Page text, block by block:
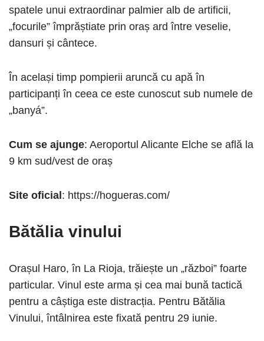
spatele unui extraordinar palmier alb de artificii,
„focurile” împrăștiate prin oraș ard între veselie,
dansuri și cântece.
În același timp pompierii aruncă cu apă în
participanți în ceea ce este cunoscut sub numele de
„banyá”.
Cum se ajunge: Aeroportul Alicante Elche se află la
9 km sud/vest de oraș
Site oficial: https://hogueras.com/
Bătălia vinului
Orașul Haro, în La Rioja, trăiește un „război” foarte
particular. Vinul este arma și cea mai bună tactică
pentru a câștiga este distracția. Pentru Bătălia
Vinului, întâlnirea este fixată pentru 29 iunie.